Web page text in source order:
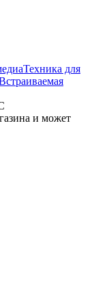
Техника для
и может